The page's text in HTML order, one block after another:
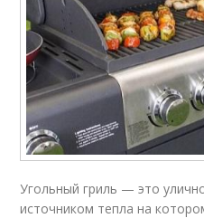
Угольный гриль — это
источником тепла на